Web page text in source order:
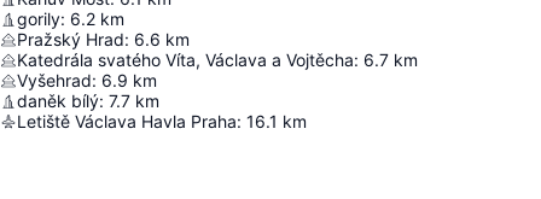
gorily: 6.2 km
Pražský Hrad: 6.6 km
Katedrála svatého Víta, Václava a Vojtěcha: 6.7 km
Vyšehrad: 6.9 km
daněk bílý: 7.7 km
Letiště Václava Havla Praha: 16.1 km